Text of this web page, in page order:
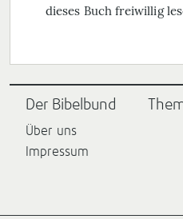
dieses Buch freiwillig
Der Bibelbund
Über uns
Impressum